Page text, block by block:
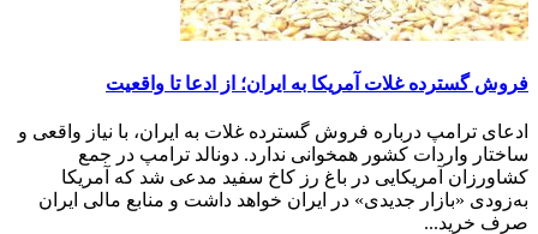
فروش گسترده غلات آمریکا به ایران؛ از ادعا تا واقعیت
ادعای ترامپ درباره فروش گسترده غلات به ایران، با نیاز واقعی و
ساختار واردات کشور همخوانی ندارد. دونالد ترامپ در جمع
کشاورزان آمریکایی در باغ رز کاخ سفید مدعی شد که آمریکا
به‌زودی «بازار جدیدی» در ایران خواهد داشت و منابع مالی ایران
صرف خرید...